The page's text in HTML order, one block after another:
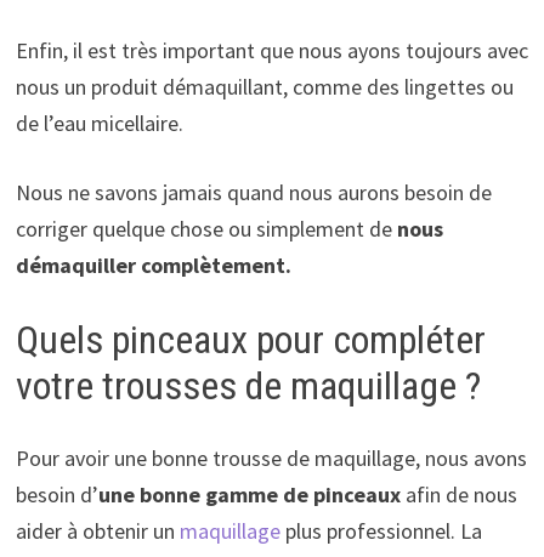
Enfin, il est très important que nous ayons toujours avec
nous un produit démaquillant, comme des lingettes ou
de l’eau micellaire.
Nous ne savons jamais quand nous aurons besoin de
corriger quelque chose ou simplement denous
démaquiller complètement.
Quels pinceaux pour compléter
votre trousses de maquillage ?
Pour avoir une bonne trousse de maquillage, nous avons
besoin d’une bonne gamme de pinceaux afin de nous
aider à obtenir un maquillageplus professionnel. La